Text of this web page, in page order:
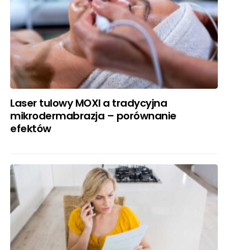
Laser tulowy MOXI a tradycyjna
mikrodermabrazja – porównanie
efektów